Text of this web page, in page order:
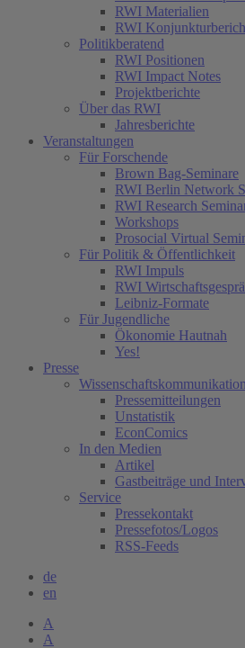
RWI Materialien
RWI
Politikberatend
RWI Positionen
RWI Impact Notes
Projektberichte
Über das RWI
Jahresberichte
Veranstaltungen
Für Forschende
Brown Bag-Seminare
RWI Berlin Network
RWI Research
Workshops
Prosocial Virtual
Für Politik & Öffentlichkeit
RWI Impuls
RWI
Leibniz-Formate
Für Jugendliche
Ökonomie Hautnah
Yes!
Presse
Wissenschaftskommunikation
Pressemitteilungen
Unstatistik
EconComics
In den Medien
Artikel
Gastbeiträge und
Service
Pressekontakt
Pressefotos/Logos
RSS-Feeds
de
en
A
A